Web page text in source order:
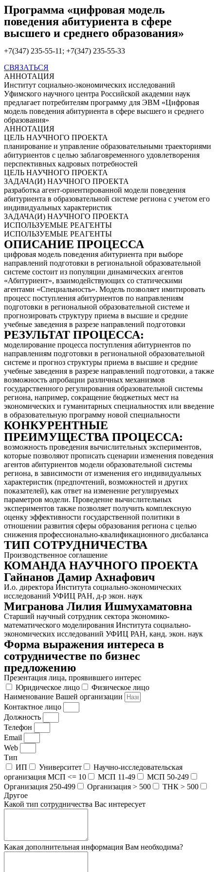
Программа «цифровая модель
поведения абитуриента в сфере
высшего и среднего образования»
+7(347) 235-55-11; +7(347) 235-55-33
СВЯЗАТЬСЯ
АННОТАЦИЯ
Институт социально-экономических исследований
Уфимского научного центра Российской академии наук
предлагает потребителям программу для ЭВМ «Цифровая
модель поведения абитуриента в сфере высшего и среднего
образования»
АННОТАЦИЯ
ЦЕЛЬ НАУЧНОГО ПРОЕКТА
планирование и управление образовательными траекториями
абитуриентов с целью заблаговременного удовлетворения
перспективных кадровых потребностей
ЦЕЛЬ НАУЧНОГО ПРОЕКТА
ЗАДАЧА(И) НАУЧНОГО ПРОЕКТА
разработка агент-ориентированной модели поведения
абитуриента в образовательной системе региона с учетом его
индивидуальных характеристик
ЗАДАЧА(И) НАУЧНОГО ПРОЕКТА
ИСПОЛЬЗУЕМЫЕ РЕАГЕНТЫ
ИСПОЛЬЗУЕМЫЕ РЕАГЕНТЫ
ОПИСАНИЕ ПРОЦЕССА
цифровая модель поведения абитуриента при выборе
направлений подготовки в региональной образовательной
системе состоит из популяции динамических агентов
«Абитуриент», взаимодействующих со статическими
агентами «Специальность». Модель позволяет имитировать
процесс поступления абитуриентов по направлениям
подготовки в региональной образовательной системе и
прогнозировать структуру приема в высшие и средние
учебные заведения в разрезе направлений подготовки
РЕЗУЛЬТАТ ПРОЦЕССА:
моделирование процесса поступления абитуриентов по
направлениям подготовки в региональной образовательной
системе и прогноз структуры приема в высшие и средние
учебные заведения в разрезе направлений подготовки, а также
возможность апробации различных механизмов
государственного регулирования образовательной системы
региона, например, сокращение бюджетных мест на
экономических и гуманитарных специальностях или введение
в образовательную программу новой специальности
КОНКУРЕНТНЫЕ
ПРЕИМУЩЕСТВА ПРОЦЕССА:
возможность проведения вычислительных экспериментов,
которые позволяют прописать сценарии изменения поведения
агентов абитуриентов модели образовательной системы
региона, в зависимости от изменения его индивидуальных
характеристик (предпочтений, возможностей и других
показателей), как ответ на изменение регулируемых
параметров модели. Проведение вычислительных
экспериментов также позволяет получить комплексную
оценку эффективности государственной политики в
отношении развития сферы образования региона с целью
снижения профессионально-квалификационного дисбаланса
ТИП СОТРУДНИЧЕСТВА
Производственное соглашение
КОМАНДА НАУЧНОГО ПРОЕКТА
Гайнанов Дамир Ахнафович
И.о. директора Института социально-экономических
исследований УФИЦ РАН, д-р экон. наук
Мигранова Лилия Ишмухаматовна
Старший научный сотрудник сектора экономико-
математического моделирования Института социально-
экономических исследований УФИЦ РАН, канд. экон. наук
Форма выражения интереса в
сотрудничестве по бизнес
предложению
Презентация лица, проявившего интерес
Юридическое лицо
Физическое лицо
Наименование Вашей организации
Контактное лицо
Должность
Телефон
Email
Web
Тип
ИП
Университет
Научно-исследовательская
организация МСП <= 10
МСП 11-49
МСП 50-249
Организация 250-499
Организация > 500
ТНК > 500
Другое
Какой тип сотрудничества Вас интересует
Какая дополнительная информация Вам необходима?